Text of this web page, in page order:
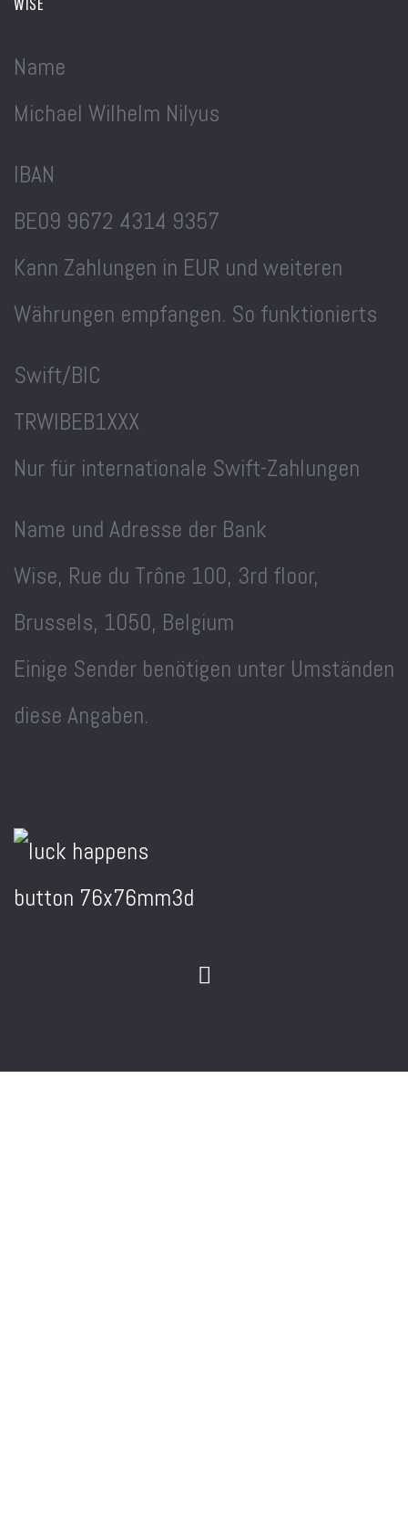
Name
Michael Wilhelm Nilyus
IBAN
BE09 9672 4314 9357
Kann Zahlungen in EUR und weiteren
Währungen empfangen. So funktionierts
Swift/BIC
TRWIBEB1XXX
Nur für internationale Swift-Zahlungen
Name und Adresse der Bank
Wise, Rue du Trône 100, 3rd floor,
Brussels, 1050, Belgium
Einige Sender benötigen unter Umständen
diese Angaben.